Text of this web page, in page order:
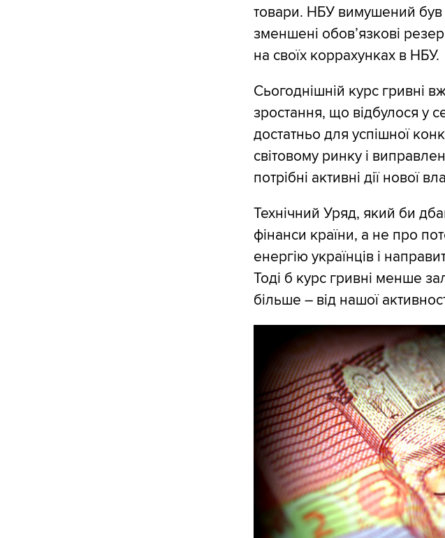
товари. НБУ вимушений
зменшені обов’язкові
на своїх коррахунках в НБУ.
Сьогоднішній курс гривні
зростання, що відбулося у
достатньо для успішної
світовому ринку і
потрібні активні дії нової
Технічний Уряд, який би
фінанси країни, а не про
енергію українців і
Тоді б курс гривні менше
більше – від нашої